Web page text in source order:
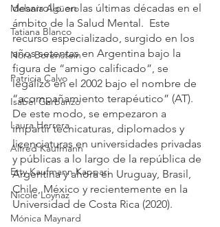
Melania Agüero
Tatiana Blanco
Nora Borenstein
Patricia Calvo
Isabel Garbanzo
Laura Herrera
Alfred Kaufmann
Etty Kaufmann Kappari
Nicole Loynaz
Mónica Maynard
desarrollo en las últimas décadas en el
ámbito de la Salud Mental.  Este
recurso especializado, surgido en los
años setentas en Argentina bajo la
figura de “amigo calificado”, se
legalizó en el 2002 bajo el nombre de
“acompañamiento terapéutico” (AT).
De este modo, se empezaron a
impartir tecnicaturas, diplomados y
licenciaturas en universidades privadas
y públicas a lo largo de la república de
Argentina y ahora en Uruguay, Brasil,
Chile, México y recientemente en la
Universidad de Costa Rica (2020).